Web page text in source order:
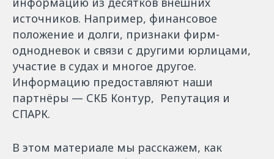
источников. Например, финансовое
положение и долги, признаки фирм-
однодневок и связи с другими юрлицами,
участие в судах и многое другое.
Информацию предоставляют наши
партнёры — СКБ Контур, Репутация и
СПАРК.
В этом материале мы расскажем, как